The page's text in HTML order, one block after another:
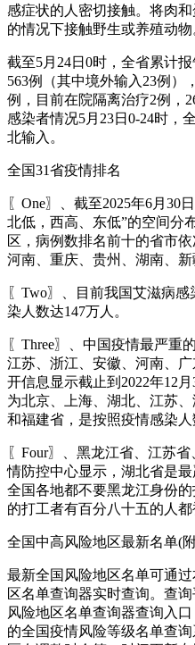
感症状的人密切接触。将肉
的情况下接触野生或养殖动物
截至5月24日0时，全省累计
563例（其中境外输入23例）
例，目前在院隔离治疗2例，
感染者情况5月23日0-24时，
北输入。
全国31省疫情排名
〖One〗、截至2025年6月30
北低，西高、东低”的空间分
区，病例数排名前十的省市
河南、重庆、贵州、湖南、新
〖Two〗、目前我国艾滋病
染人数达147万人。
〖Three〗、中国疫情最严重
江苏、浙江、安徽、河南、
开信息显示截止到2022年12
为北京、上海、湖北、江苏
和福建省，是按照疫情感染人
〖Four〗、黑龙江省、江苏
情防控中心显示，湖北省是
全国各地都不要黑龙江身份
的打工者有百分八十五的人都
全国中高风险地区最新名单(
最新全国风险地区名单可通
区名单查询器实时查询。查
风险地区名单查询器查询入
的全国疫情风险等级名单查